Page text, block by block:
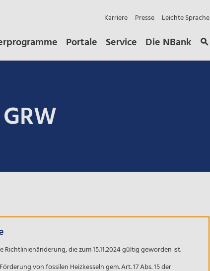
Karriere Presse Leichte Sprache
Portale Service Die NBank
Richtlinienänderung, die zum 15.11.2024 gültig geworden ist.
von fossilen Heizkesseln gem. Art. 17 Abs. 15 der